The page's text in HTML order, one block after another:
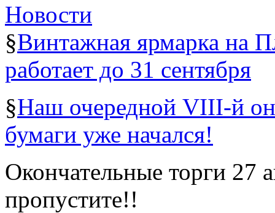
Новости
§Винтажная ярмарка на
работает до 31 сентября
§Наш очередной VIII-й
бумаги уже начался!
Окончательные торги 27
пропустите!!